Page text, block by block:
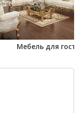
Мебель для